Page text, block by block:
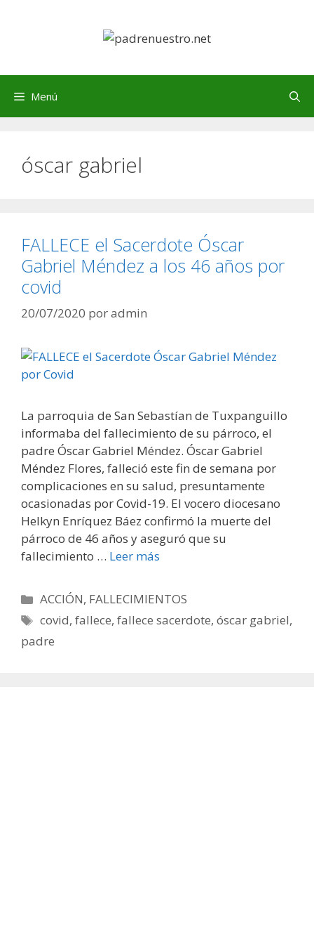
Menú
óscar gabriel
FALLECE el Sacerdote Óscar
Gabriel Méndez a los 46 años por
covid
20/07/2020 poradmin
La parroquia de San Sebastían de Tuxpanguillo
informaba del fallecimiento de su párroco, el
padre Óscar Gabriel Méndez. Óscar Gabriel
Méndez Flores, falleció este fin de semana por
complicaciones en su salud, presuntamente
ocasionadas por Covid-19. El vocero diocesano
Helkyn Enríquez Báez confirmó la muerte del
párroco de 46 años y aseguró que su
fallecimiento … Leer más
Categorías
ACCIÓN, FALLECIMIENTOS
Etiquetas
covid,fallece,fallece sacerdote,óscar gabriel,
padre